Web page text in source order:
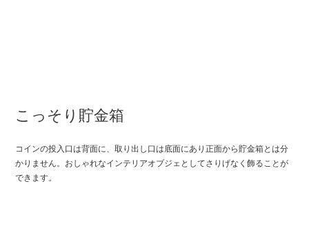
こっそり貯金箱
コインの投入口は背面に、取り出し口は底面にあり正面から貯金箱とは分
かりません。おしゃれなインテリアオブジェとしてさりげなく飾ることが
できます。